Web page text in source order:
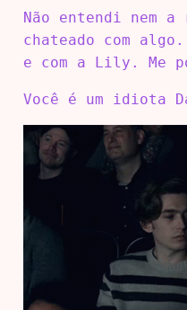
Não entendi nem
chateado com
e com a Lily. Me
Você é um idiota